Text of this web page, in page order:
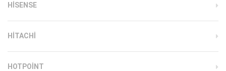
HISENSE
HITACHI
HOTPOINT